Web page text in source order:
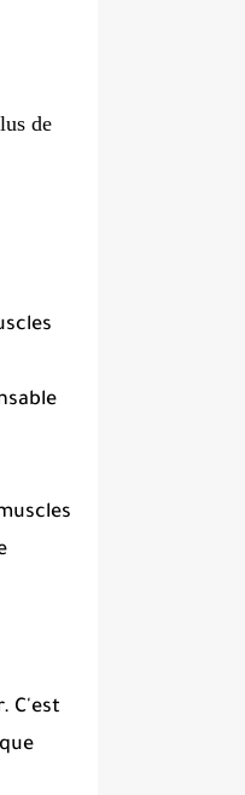
de
C'est